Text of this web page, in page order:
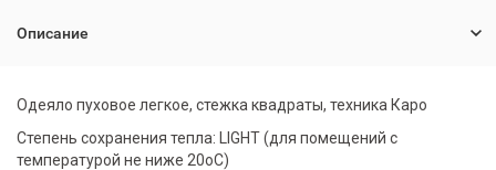
Описание
Одеяло пуховое легкое, стежка квадраты, техника Каро
Степень сохранения тепла: LIGHT (для помещений с
температурой не ниже 20оС)